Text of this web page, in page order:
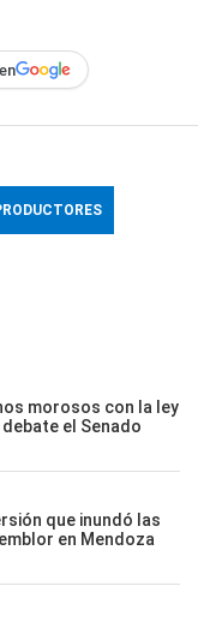
morosos con la ley
el Senado
que inundó las
en Mendoza